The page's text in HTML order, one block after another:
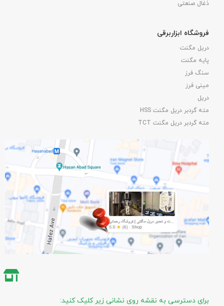
ذغال صنعتی
فروشگاه ابزاربرقی
دریل مگنت
پایه مگنت
سنگ فرز
مینی فرز
دریل
مته گردبر دریل مگنت HSS
مته گردبر دریل مگنت TCT
برای دسترسی به نقشه روی نشانی زیر کلیک کنید: